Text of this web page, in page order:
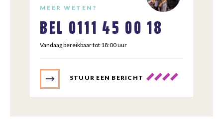
MEER WETEN?
BEL 0111 45 00 18
Vandaag bereikbaar tot 18:00 uur
STUUR EEN BERICHT